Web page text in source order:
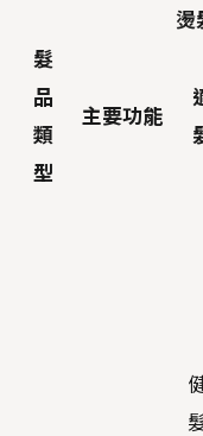
燙
髮
品
類
型
主要功能